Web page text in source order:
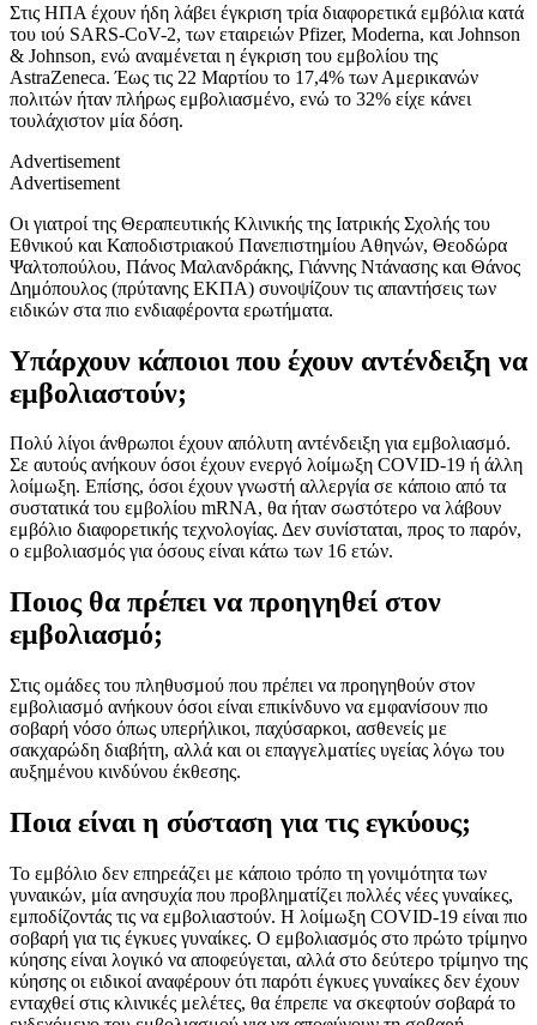
Στις ΗΠΑ έχουν ήδη λάβει έγκριση τρία διαφορετικά εμβόλια κατά
του ιού SARS-CoV-2, των εταιρειών Pfizer, Moderna, και Johnson
& Johnson, ενώ αναμένεται η έγκριση του εμβολίου της
AstraZeneca. Έως τις 22 Μαρτίου το 17,4% των Αμερικανών
πολιτών ήταν πλήρως εμβολιασμένο, ενώ το 32% είχε κάνει
τουλάχιστον μία δόση.
Advertisement
Advertisement
Οι γιατροί της Θεραπευτικής Κλινικής της Ιατρικής Σχολής του
Εθνικού και Καποδιστριακού Πανεπιστημίου Αθηνών, Θεοδώρα
Ψαλτοπούλου, Πάνος Μαλανδράκης, Γιάννης Ντάνασης και Θάνος
Δημόπουλος (πρύτανης ΕΚΠΑ) συνοψίζουν τις απαντήσεις των
ειδικών στα πιο ενδιαφέροντα ερωτήματα.
Υπάρχουν κάποιοι που έχουν αντένδειξη να
εμβολιαστούν;
Πολύ λίγοι άνθρωποι έχουν απόλυτη αντένδειξη για εμβολιασμό.
Σε αυτούς ανήκουν όσοι έχουν ενεργό λοίμωξη COVID-19 ή άλλη
λοίμωξη. Επίσης, όσοι έχουν γνωστή αλλεργία σε κάποιο από τα
συστατικά του εμβολίου mRNA, θα ήταν σωστότερο να λάβουν
εμβόλιο διαφορετικής τεχνολογίας. Δεν συνίσταται, προς το παρόν,
ο εμβολιασμός για όσους είναι κάτω των 16 ετών.
Ποιος θα πρέπει να προηγηθεί στον
εμβολιασμό;
Στις ομάδες του πληθυσμού που πρέπει να προηγηθούν στον
εμβολιασμό ανήκουν όσοι είναι επικίνδυνο να εμφανίσουν πιο
σοβαρή νόσο όπως υπερήλικοι, παχύσαρκοι, ασθενείς με
σακχαρώδη διαβήτη, αλλά και οι επαγγελματίες υγείας λόγω του
αυξημένου κινδύνου έκθεσης.
Ποια είναι η σύσταση για τις εγκύους;
Το εμβόλιο δεν επηρεάζει με κάποιο τρόπο τη γονιμότητα των
γυναικών, μία ανησυχία που προβληματίζει πολλές νέες γυναίκες,
εμποδίζοντάς τις να εμβολιαστούν. Η λοίμωξη COVID-19 είναι πιο
σοβαρή για τις έγκυες γυναίκες. Ο εμβολιασμός στο πρώτο τρίμηνο
κύησης είναι λογικό να αποφεύγεται, αλλά στο δεύτερο τρίμηνο της
κύησης οι ειδικοί αναφέρουν ότι παρότι έγκυες γυναίκες δεν έχουν
ενταχθεί στις κλινικές μελέτες, θα έπρεπε να σκεφτούν σοβαρά το